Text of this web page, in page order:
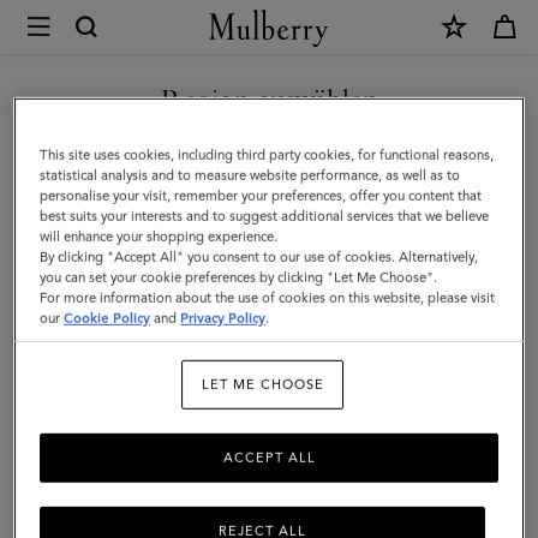
Mulberry
Bayswater
Armband
aus
Emaille
|
Materialmix
in
Region auswählen
Sie befinden sich auf unserer Seite für Deutschland, aber wir
haben festgestellt, dass Sie hier sind: Vereinigte Staaten.
SEITE FÜR VEREINIGTE
STAATEN BESUCHEN
AUF FOLGENDER WEBSEITE
FORTFAHREN:
DEUTSCHLAND
This site uses cookies, including third party cookies, for functional reasons,
statistical analysis and to measure website performance, as well as to
personalise your visit, remember your preferences, offer you content that
best suits your interests and to suggest additional services that we believe
will enhance your shopping experience.
By clicking "Accept All" you consent to our use of cookies. Alternatively,
you can set your cookie preferences by clicking "Let Me Choose".
For more information about the use of cookies on this website, please visit
ourCookie Policy and Privacy Policy.
LET ME CHOOSE
REJECT ALL
ACCEPT ALL